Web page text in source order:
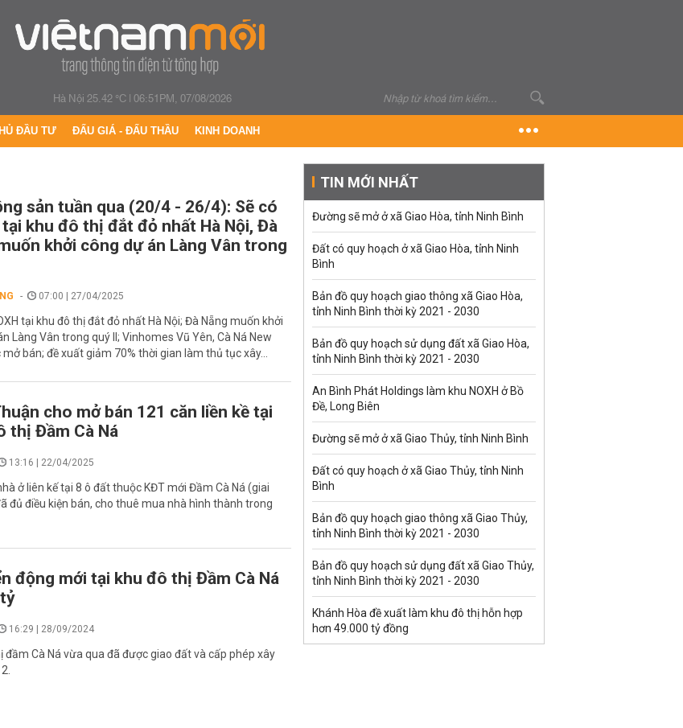
Hà Nội 25.42 °C|06:51PM, 07/08/2026
ĐẦU TƯ ĐẤU GIÁ - ĐẤU THẦU KINH DOANH
sản tuần qua (20/4 - 26/4): Sẽ có
tại khu đô thị đắt đỏ nhất Hà Nội, Đà
khởi công dự án Làng Vân trong
07:00 | 27/04/2025
tại khu đô thị đắt đỏ nhất Hà Nội; Đà Nẵng muốn khởi
Làng Vân trong quý II; Vinhomes Vũ Yên, Cà Ná New
bán; đề xuất giảm 70% thời gian làm thủ tục xây...
cho mở bán 121 căn liền kề tại
thị Đầm Cà Ná
13:16 | 22/04/2025
ở liên kế tại 8 ô đất thuộc KĐT mới Đầm Cà Ná (giai
đủ điều kiện bán, cho thuê mua nhà hình thành trong
động mới tại khu đô thị Đầm Cà Ná
16:29 | 28/09/2024
đầm Cà Ná vừa qua đã được giao đất và cấp phép xây
TIN MỚI NHẤT
Đường sẽ mở ở xã Giao Hòa, tỉnh Ninh Bình
Đất có quy hoạch ở xã Giao Hòa, tỉnh Ninh
Bình
Bản đồ quy hoạch giao thông xã Giao Hòa,
tỉnh Ninh Bình thời kỳ 2021 - 2030
Bản đồ quy hoạch sử dụng đất xã Giao Hòa,
tỉnh Ninh Bình thời kỳ 2021 - 2030
An Bình Phát Holdings làm khu NOXH ở Bồ
Đề, Long Biên
Đường sẽ mở ở xã Giao Thủy, tỉnh Ninh Bình
Đất có quy hoạch ở xã Giao Thủy, tỉnh Ninh
Bình
Bản đồ quy hoạch giao thông xã Giao Thủy,
tỉnh Ninh Bình thời kỳ 2021 - 2030
Bản đồ quy hoạch sử dụng đất xã Giao Thủy,
tỉnh Ninh Bình thời kỳ 2021 - 2030
Khánh Hòa đề xuất làm khu đô thị hỗn hợp
hơn 49.000 tỷ đồng